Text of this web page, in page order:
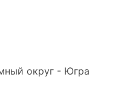
округ - Югра